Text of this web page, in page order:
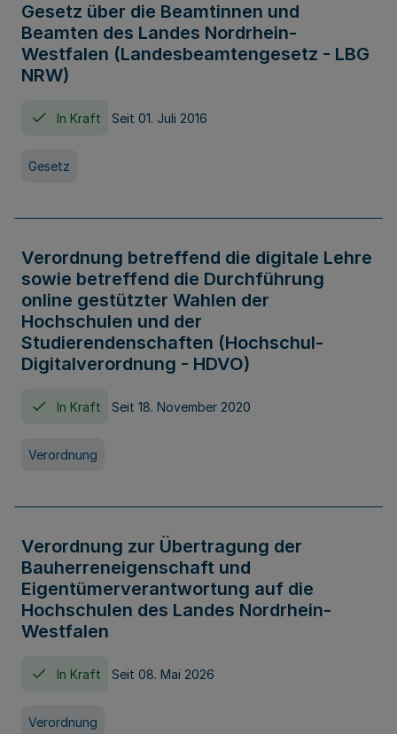
Gesetz über die Beamtinnen und
Beamten des Landes Nordrhein-
Westfalen (Landesbeamtengesetz - LBG
NRW)
In Kraft Seit 01. Juli 2016
Gesetz
Verordnung betreffend die digitale Lehre
sowie betreffend die Durchführung
online gestützter Wahlen der
Hochschulen und der
Studierendenschaften (Hochschul-
Digitalverordnung - HDVO)
In Kraft Seit 18. November 2020
Verordnung
Verordnung zur Übertragung der
Bauherreneigenschaft und
Eigentümerverantwortung auf die
Hochschulen des Landes Nordrhein-
Westfalen
In Kraft Seit 08. Mai 2026
Verordnung